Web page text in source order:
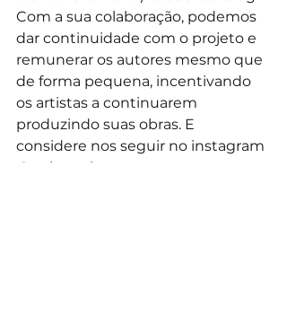
Com a sua colaboração, podemos
dar continuidade com o projeto e
remunerar os autores mesmo que
de forma pequena, incentivando
os artistas a continuarem
produzindo suas obras. E
considere nos seguir no instagram
@palavrasbrutas